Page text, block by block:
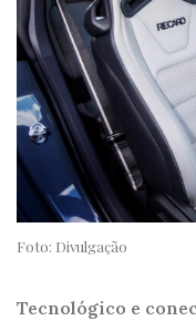
Foto: Divulgação
Tecnológico e